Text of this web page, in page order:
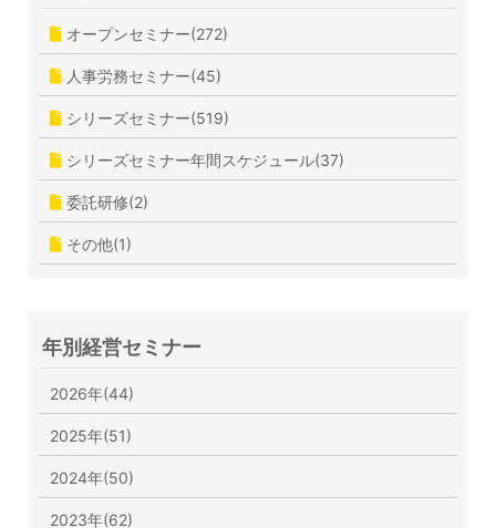
オープンセミナー(272)
人事労務セミナー(45)
シリーズセミナー(519)
シリーズセミナー年間スケジュール(37)
委託研修(2)
その他(1)
年別経営セミナー
2026年(44)
2025年(51)
2024年(50)
2023年(62)